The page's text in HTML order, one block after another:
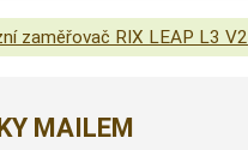
zaměřovač RIX LEAP L3 V2
MAILEM